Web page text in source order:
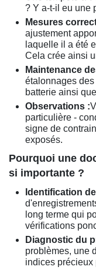
? Y a-t-il eu une
Mesures
ajustement
laquelle il a été
Cela crée ainsi
Maintenance
étalonnages
batterie ainsi
Observations :
particulière -
signe de
exposés.
Pourquoi une
si importante ?
Identification
long terme qui
vérifications
Diagnostic du
problèmes, une
indices précieux